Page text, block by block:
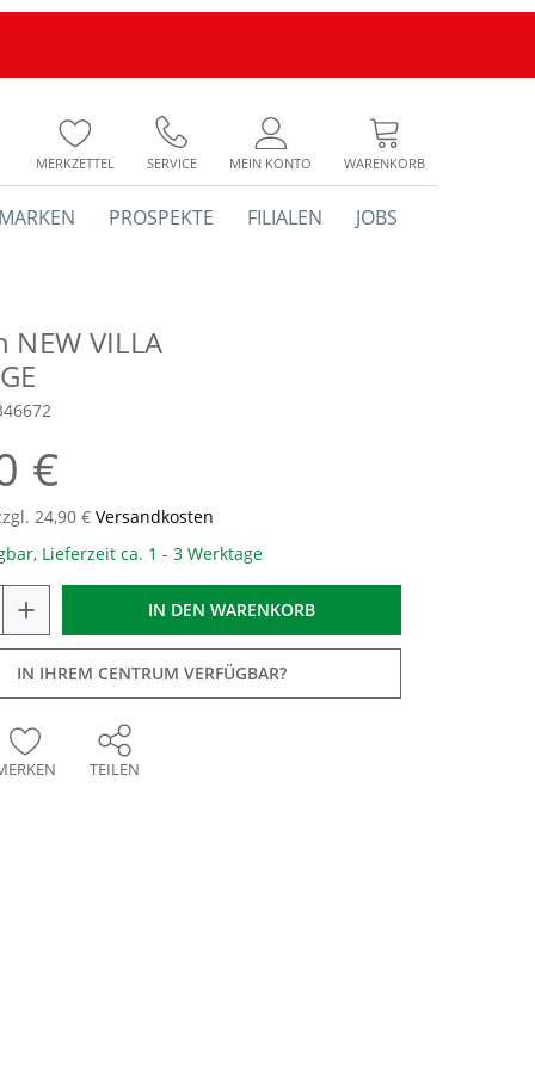
MERKZETTEL SERVICE MEIN KONTO WARENKORB
PROSPEKTE FILIALEN JOBS
NEW VILLA
€
24,90 € Versandkosten
Lieferzeit ca. 1 - 3 Werktage
+ IN DEN WARENKORB
IN IHREM CENTRUM VERFÜGBAR?
TEILEN